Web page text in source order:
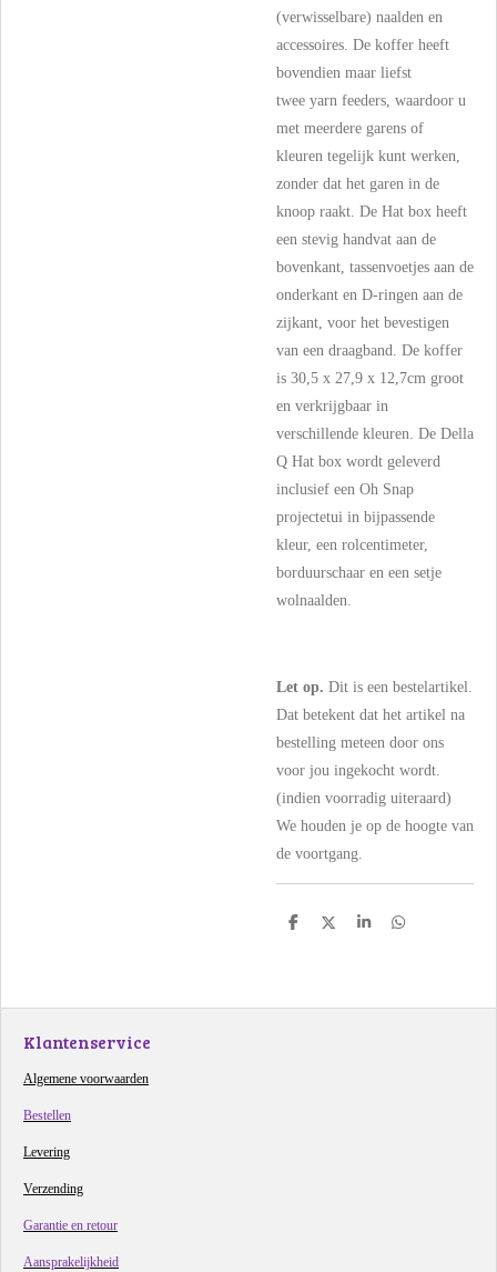
(verwisselbare) naalden en
accessoires. De koffer heeft
bovendien maar liefst
twee yarn feeders, waardoor u
met meerdere garens of
kleuren tegelijk kunt werken,
zonder dat het garen in de
knoop raakt. De Hat box heeft
een stevig handvat aan de
bovenkant, tassenvoetjes aan de
onderkant en D-ringen aan de
zijkant, voor het bevestigen
van een draagband. De koffer
is 30,5 x 27,9 x 12,7cm groot
en verkrijgbaar in
verschillende kleuren. De Della
Q Hat box wordt geleverd
inclusief een Oh Snap
projectetui in bijpassende
kleur, een rolcentimeter,
borduurschaar en een setje
wolnaalden.
Let op. Dit is een bestelartikel.
Dat betekent dat het artikel na
bestelling meteen door ons
voor jou ingekocht wordt.
(indien voorradig uiteraard)
We houden je op de hoogte van
de voortgang.
D
D
S
D
Klantenservice
Algemene voorwaarden
Bestellen
Levering
Verzending
Garantie en retour
Aansprakelijkheid